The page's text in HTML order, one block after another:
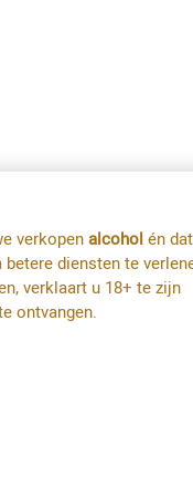
verkopenalcoholén
diensten te
verklaart u 18+ te zijn
ontvangen.